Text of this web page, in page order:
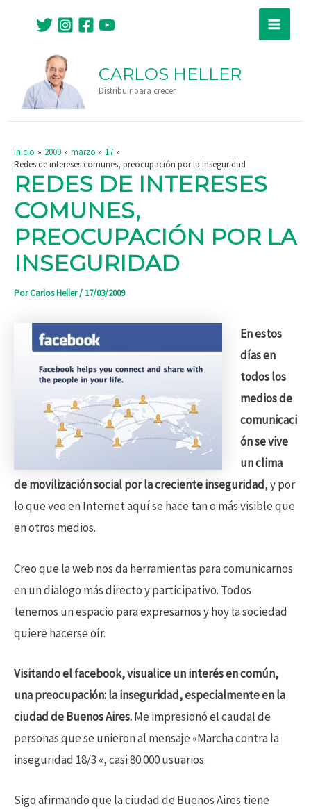
contenido
Main
CARLOS HELLER
Distribuir para crecer
Inicio 2009 marzo
17
Redes de intereses comunes, preocupación por la inseguridad
REDES DE INTERESES
COMUNES,
PREOCUPACIÓN POR LA
INSEGURIDAD
PorCarlos Heller/ 17/03/2009
En estos
días en
todos los
medios de
comunicaci
ón se vive
un clima
de movilización social por la creciente inseguridad, y por
lo que veo en Internet aquí se hace tan o más visible que
en otros medios.
Creo que la web nos da herramientas para comunicarnos
en un dialogo más directo y participativo. Todos
tenemos un espacio para expresarnos y hoy la sociedad
quiere hacerse oír.
Visitando el facebook, visualice un interés en común,
una preocupación: la inseguridad, especialmente en la
ciudad de Buenos Aires.Me impresionó el caudal de
personas que se unieron al mensaje «Marcha contra la
inseguridad 18/3 «, casi 80.000 usuarios.
Sigo afirmando que la ciudad de Buenos Aires tiene
entradas